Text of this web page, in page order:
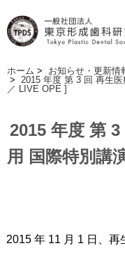
ホーム > お知らせ・更新情
> 2015 年度 第 3 回 再生
／ LIVE OPE ]
2015 年度 第
用 国際特別講
2015 年 11 月 1 日、再